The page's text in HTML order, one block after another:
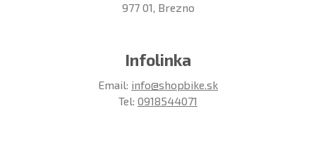
977 01, Brezno
Infolinka
Email: info@shopbike.sk
Tel: 0918544071